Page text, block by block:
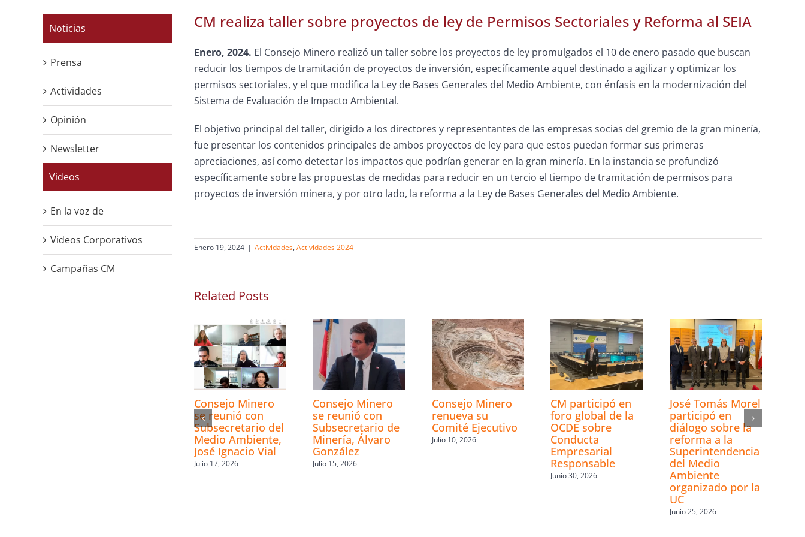
CM realiza taller sobre proyectos de ley de Permisos Sectoriales y Reforma al SEIA
Enero, 2024. El Consejo Minero realizó un taller sobre los proyectos de ley promulgados el 10 de enero pasado que buscan
reducir los tiempos de tramitación de proyectos de inversión, específicamente aquel destinado a agilizar y optimizar los
permisos sectoriales, y el que modifica la Ley de Bases Generales del Medio Ambiente, con énfasis en la modernización del
Sistema de Evaluación de Impacto Ambiental.
El objetivo principal del taller, dirigido a los directores y representantes de las empresas socias del gremio de la gran minería,
fue presentar los contenidos principales de ambos proyectos de ley para que estos puedan formar sus primeras
apreciaciones, así como detectar los impactos que podrían generar en la gran minería. En la instancia se profundizó
específicamente sobre las propuestas de medidas para reducir en un tercio el tiempo de tramitación de permisos para
proyectos de inversión minera, y por otro lado, la reforma a la Ley de Bases Generales del Medio Ambiente.
Enero 19, 2024 | Actividades, Actividades 2024
Related Posts
Consejo Minero
se reunió con
Subsecretario del
Medio Ambiente,
José Ignacio Vial
Julio 17, 2026
Consejo Minero
se reunió con
Subsecretario de
Minería, Álvaro
González
Julio 15, 2026
Consejo Minero
renueva su
Comité Ejecutivo
Julio 10, 2026
CM participó en
foro global de la
OCDE sobre
Conducta
Empresarial
Responsable
Junio 30, 2026
José Tomás Morel
participó en
diálogo sobre la
reforma a la
Superintendencia
del Medio
Ambiente
organizado por la
UC
Junio 25, 2026
Noticias
Prensa
Actividades
Opinión
Newsletter
Videos
En la voz de
Videos Corporativos
Campañas CM